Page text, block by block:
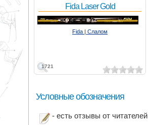
1721
Fida Laser Gold
Fida | Слалом
Условные обозначения
- есть отзывы от читателей